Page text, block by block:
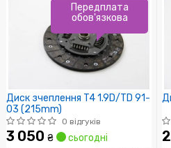
Диск зчеплення T4 1.9D/TD 91-
03 (215mm)
0 відгуків
3 050 ₴ сьогодні
Передплата
обов'язкова